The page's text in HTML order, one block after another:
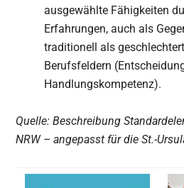
ausgewählte Fähigkeiten
Erfahrungen, auch als
traditionell als
Berufsfeldern
Handlungskompetenz).
Quelle: Beschreibung
NRW – angepasst für die St.-